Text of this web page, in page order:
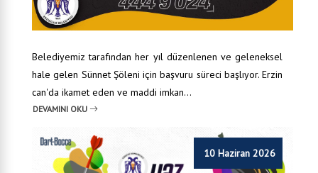
Belediyemiz tarafından her yıl düzenlenen ve geleneksel
hale gelen Sünnet Şöleni için başvuru süreci başlıyor. Erzin
can'da ikamet eden ve maddi imkan...
DEVAMINI OKU
10 Haziran 2026